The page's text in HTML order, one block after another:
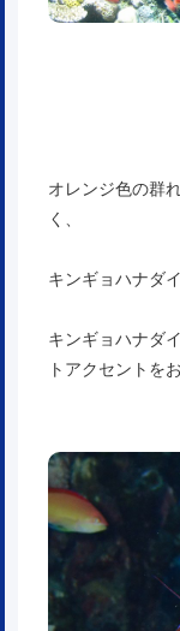
オレンジ色の群
く、
キンギョハナダ
キンギョハナダ
トアクセントを